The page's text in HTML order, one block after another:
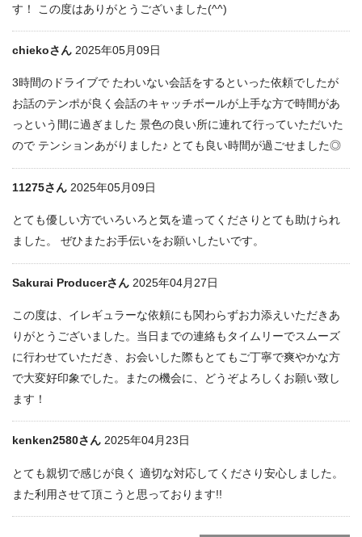
す！ この度はありがとうございました(^^)
chiekoさん 2025年05月09日
3時間のドライブで たわいない会話をするといった依頼でしたが
お話のテンポが良く会話のキャッチボールが上手な方で時間があ
っという間に過ぎました 景色の良い所に連れて行っていただいた
ので テンションあがりました♪ とても良い時間が過ごせました◎
11275さん 2025年05月09日
とても優しい方でいろいろと気を遣ってくださりとても助けられ
ました。 ぜひまたお手伝いをお願いしたいです。
Sakurai Producerさん 2025年04月27日
この度は、イレギュラーな依頼にも関わらずお力添えいただきあ
りがとうございました。当日までの連絡もタイムリーでスムーズ
に行わせていただき、お会いした際もとてもご丁寧で爽やかな方
で大変好印象でした。またの機会に、どうぞよろしくお願い致し
ます！
kenken2580さん 2025年04月23日
とても親切で感じが良く 適切な対応してくださり安心しました。
また利用させて頂こうと思っております!!